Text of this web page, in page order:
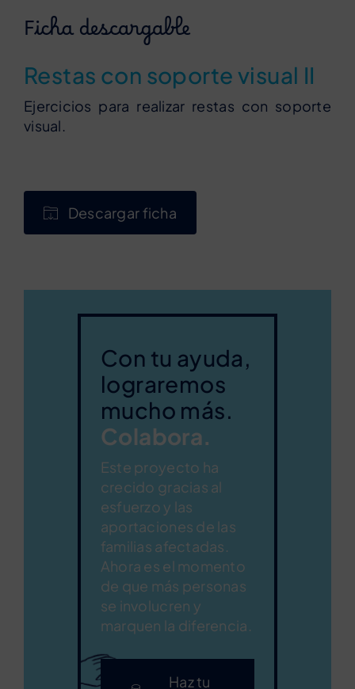
Ficha descargable
Restas con soporte visual II
Ejercicios para realizar restas con soporte
visual.
Descargar ficha
Con tu ayuda,
lograremos
mucho más.
Colabora.
Este proyecto ha
crecido gracias al
esfuerzo y las
aportaciones de las
familias afectadas.
Ahora es el momento
de que más personas
se involucren y
marquen la diferencia.
Haz tu